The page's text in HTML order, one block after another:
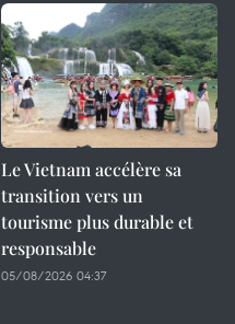
Le Vietnam accélère sa
transition vers un
tourisme plus durable et
responsable
05/08/2026 04:37